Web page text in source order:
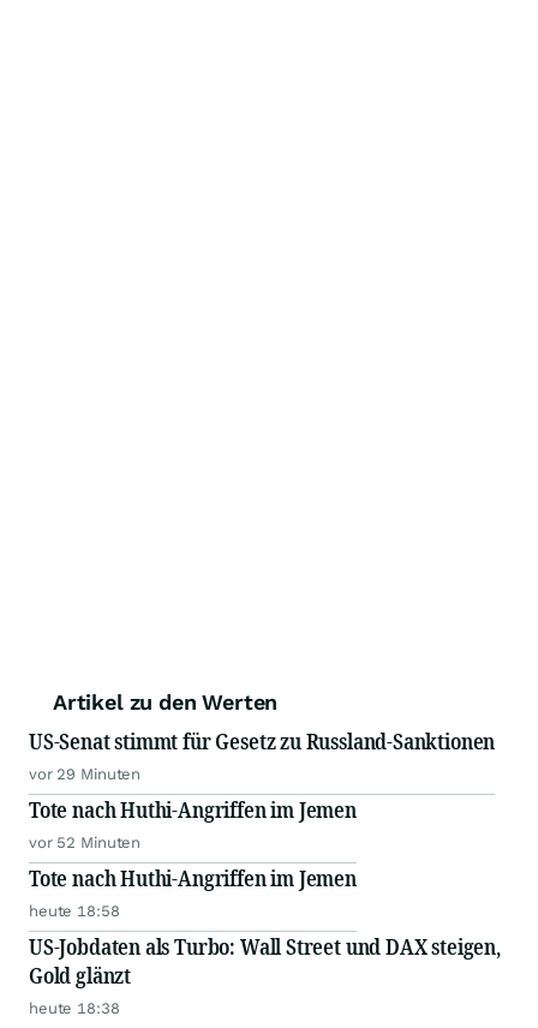
Artikel zu den Werten
US-Senat stimmt für Gesetz zu Russland-Sanktionen
vor 29 Minuten
Tote nach Huthi-Angriffen im Jemen
vor 52 Minuten
Tote nach Huthi-Angriffen im Jemen
heute 18:58
US-Jobdaten als Turbo: Wall Street und DAX steigen,
Gold glänzt
heute 18:38